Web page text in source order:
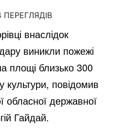
y
V
i
d
ПЕРЕГЛЯДІВ
внаслідок
виникли пожежі
площі близько 300
культури, повідомив
обласної державної
Гайдай.